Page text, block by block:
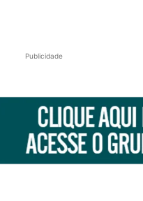
Publicidade